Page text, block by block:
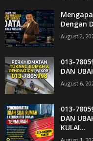
Dengan
August 2,
013-
DAN
August 6,
013-
DAN
KULAI...